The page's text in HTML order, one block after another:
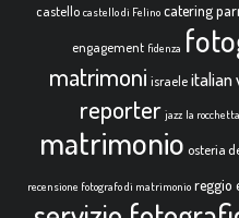
castello castello di Felino catering
engagement fidenza
matrimoni israele italian
reporter jazz la rocchetta
matrimonio osteria
recensione fotografo di matrimonio reggio